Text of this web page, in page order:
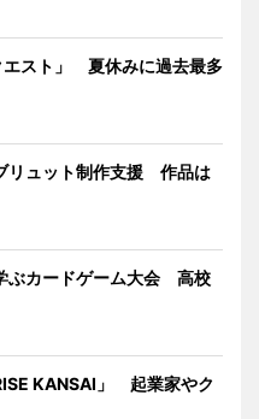
エスト」 夏休みに過去最多
リュット制作支援 作品は
ぶカードゲーム大会 高校
KANSAI」 起業家やク